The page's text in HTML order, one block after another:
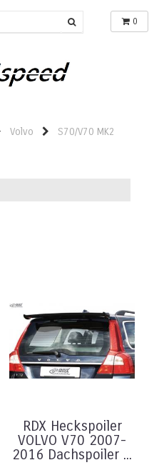
0
Volvo
S70/V70 MK2
RDX Heckspoiler
VOLVO V70 2007-
2016 Dachspoiler ...